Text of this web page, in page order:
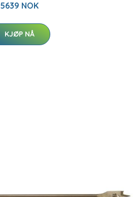
5639 NOK
KJØP NÅ